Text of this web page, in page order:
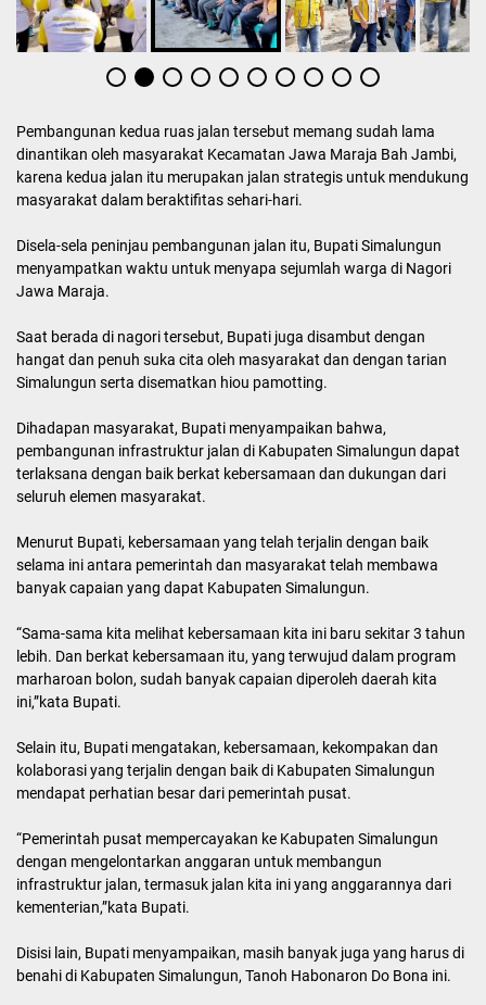
Pembangunan kedua ruas jalan tersebut memang sudah lama
dinantikan oleh masyarakat Kecamatan Jawa Maraja Bah Jambi,
karena kedua jalan itu merupakan jalan strategis untuk mendukung
masyarakat dalam beraktifitas sehari-hari.
Disela-sela peninjau pembangunan jalan itu, Bupati Simalungun
menyampatkan waktu untuk menyapa sejumlah warga di Nagori
Jawa Maraja.
Saat berada di nagori tersebut, Bupati juga disambut dengan
hangat dan penuh suka cita oleh masyarakat dan dengan tarian
Simalungun serta disematkan hiou pamotting.
Dihadapan masyarakat, Bupati menyampaikan bahwa,
pembangunan infrastruktur jalan di Kabupaten Simalungun dapat
terlaksana dengan baik berkat kebersamaan dan dukungan dari
seluruh elemen masyarakat.
Menurut Bupati, kebersamaan yang telah terjalin dengan baik
selama ini antara pemerintah dan masyarakat telah membawa
banyak capaian yang dapat Kabupaten Simalungun.
“Sama-sama kita melihat kebersamaan kita ini baru sekitar 3 tahun
lebih. Dan berkat kebersamaan itu, yang terwujud dalam program
marharoan bolon, sudah banyak capaian diperoleh daerah kita
ini,”kata Bupati.
Selain itu, Bupati mengatakan, kebersamaan, kekompakan dan
kolaborasi yang terjalin dengan baik di Kabupaten Simalungun
mendapat perhatian besar dari pemerintah pusat.
“Pemerintah pusat mempercayakan ke Kabupaten Simalungun
dengan mengelontarkan anggaran untuk membangun
infrastruktur jalan, termasuk jalan kita ini yang anggarannya dari
kementerian,”kata Bupati.
Disisi lain, Bupati menyampaikan, masih banyak juga yang harus di
benahi di Kabupaten Simalungun, Tanoh Habonaron Do Bona ini.